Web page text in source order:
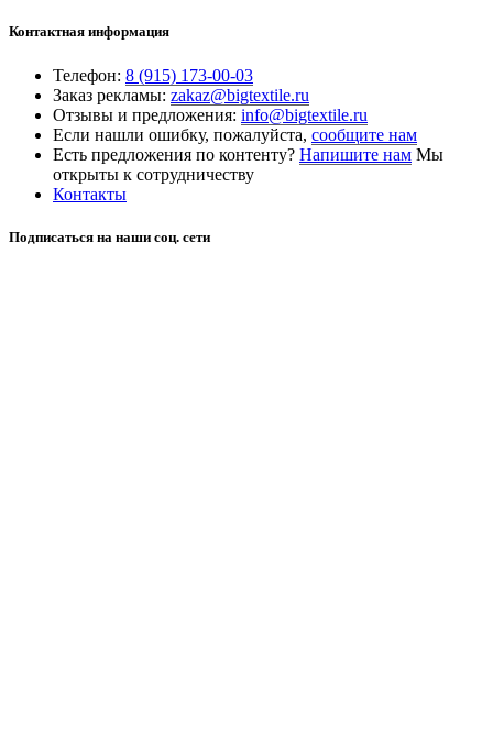
Контактная информация
Телефон: 8 (915) 173-00-03
Заказ рекламы: zakaz@bigtextile.ru
Отзывы и предложения: info@bigtextile.ru
Если нашли ошибку, пожалуйста, сообщите нам
Есть предложения по контенту? Напишите нам Мы
открыты к сотрудничеству
Контакты
Подписаться на наши соц. сети